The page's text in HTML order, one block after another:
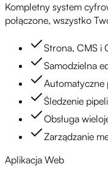
Kompletny system
połączone, wszystko
Strona, CMS i
Samodzielna
Automatyczne
Śledzenie
Obsługa
Zarządzanie
Aplikacja Web